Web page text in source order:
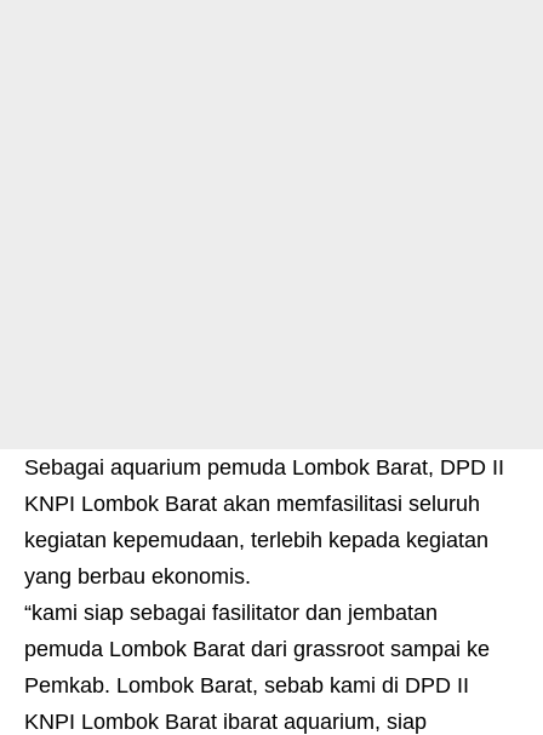
Sebagai aquarium pemuda Lombok Barat, DPD II
KNPI Lombok Barat akan memfasilitasi seluruh
kegiatan kepemudaan, terlebih kepada kegiatan
yang berbau ekonomis.
“kami siap sebagai fasilitator dan jembatan
pemuda Lombok Barat dari grassroot sampai ke
Pemkab. Lombok Barat, sebab kami di DPD II
KNPI Lombok Barat ibarat aquarium, siap